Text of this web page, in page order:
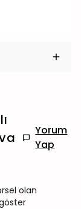
Yorum
Yap
olan